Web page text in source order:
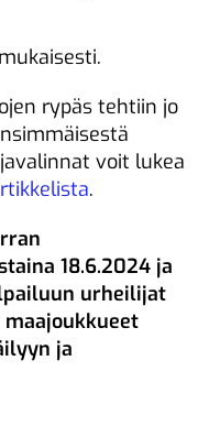
rypäs tehtiin jo
voit lukea
.
18.6.2024 ja
urheilijat
ja